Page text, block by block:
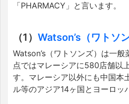
「PHARMACY」と言います。
（1） Watson’s（ワトソン
Watson’s（ワトソンズ）は一
点ではマレーシアに580店舗以
す。マレーシア以外にも中国本
ル等のアジア14ヶ国とヨーロッ